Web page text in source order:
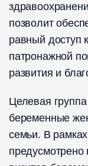
позволит
равный доступ
патронажной
развития и
Целевая
беременные
семьи. В